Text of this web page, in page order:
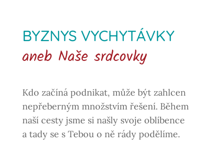
BYZNYS VYCHYTÁVKY
aneb Naše srdcovky
Kdo začíná podnikat, může být zahlcen
nepřeberným množstvím řešení. Během
naší cesty jsme si našly svoje oblíbence
a tady se s Tebou o ně rády podělíme.